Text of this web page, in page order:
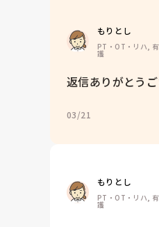
もりとし
PT・OT・リハ,
護
返信ありがとうご
03/21
もりとし
PT・OT・リハ,
護